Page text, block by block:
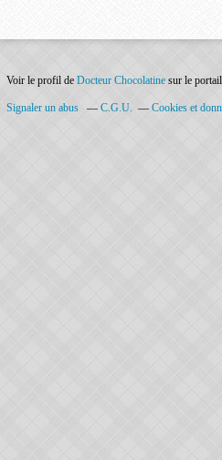
Voir le profil de Docteur Chocolatine sur le
Signaler un abus C.G.U. Cookies et